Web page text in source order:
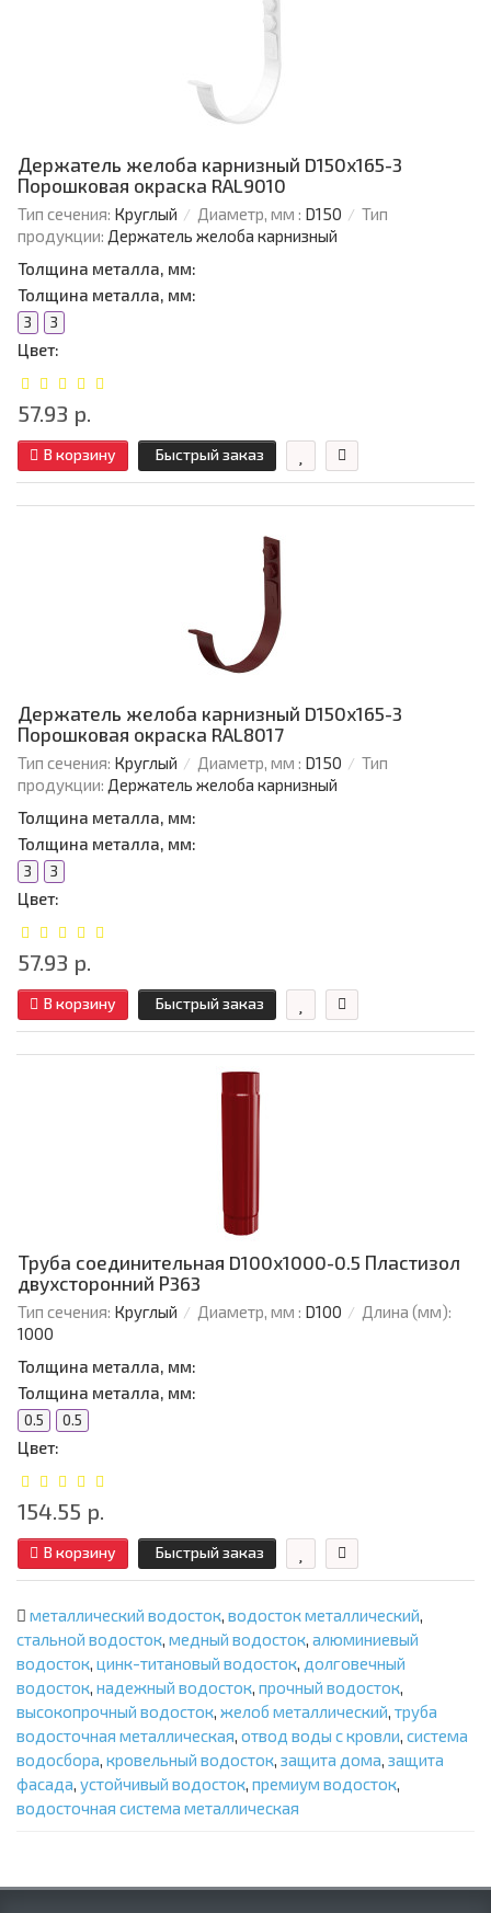
Держатель желоба карнизный D150х165-3
Порошковая окраска RAL9010
Тип сечения: Круглый Диаметр, мм : D150
Тип
продукции: Держатель желоба карнизный
Толщина металла, мм:
Толщина металла, мм:
3 3
Цвет:
57.93 р.
В корзину Быстрый заказ
Держатель желоба карнизный D150х165-3
Порошковая окраска RAL8017
Тип сечения: Круглый Диаметр, мм : D150
Тип
продукции: Держатель желоба карнизный
Толщина металла, мм:
Толщина металла, мм:
3 3
Цвет:
57.93 р.
В корзину Быстрый заказ
Труба соединительная D100х1000-0.5 Пластизол
двухсторонний Р363
Тип сечения: Круглый Диаметр, мм : D100
Длина (мм):
1000
Толщина металла, мм:
Толщина металла, мм:
0.5 0.5
Цвет:
154.55 р.
В корзину Быстрый заказ
металлический водосток, водосток металлический,
стальной водосток, медный водосток, алюминиевый
водосток, цинк-титановый водосток, долговечный
водосток, надежный водосток, прочный водосток,
высокопрочный водосток, желоб металлический, труба
водосточная металлическая, отвод воды с кровли, система
водосбора, кровельный водосток, защита дома, защита
фасада, устойчивый водосток, премиум водосток,
водосточная система металлическая